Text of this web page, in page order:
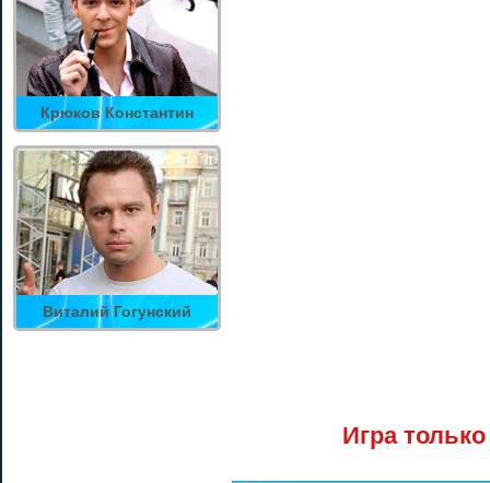
Крюков Константин
Виталий Гогунский
Игра